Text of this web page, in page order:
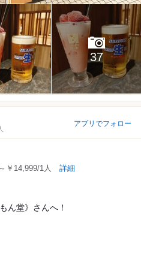
37
アプリでフォロー
￥14,999/1人 詳細
ん堂》さんへ！